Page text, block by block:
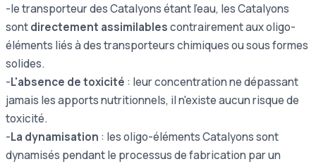
-le transporteur des Catalyons étant l'eau, les Catalyons
sontdirectement assimilablescontrairement aux oligo-
éléments liés à des transporteurs chimiques ou sous formes
solides.
-L'absence de toxicité : leur concentration ne dépassant
jamais les apports nutritionnels, il n'existe aucun risque de
toxicité.
-La dynamisation : les oligo-éléments Catalyons sont
dynamisés pendant le processus de fabrication par un